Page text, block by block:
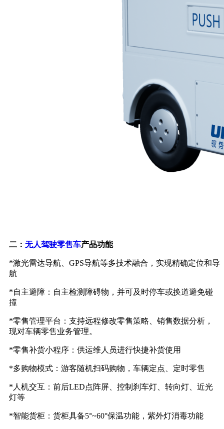
二： 无人驾驶零售车产品功能
*激光雷达导航、GPS导航等多技术融合，实现精确定位和导
航
*自主避障：自主检测障碍物，并可及时停车或换道避免碰
撞
*零售管理平台：支持远程修改零售策略、销售数据分析，
现对车辆零售业务管理。
*零售补货小程序：供运维人员进行快捷补货使用
*多购物模式：游客随机扫码购物，车辆定点、定时零售
*人机交互：前后LED点阵屏、控制刹车灯、转向灯、近光
灯等
*智能货柜：货柜具备5°~60°保温功能，紫外灯消毒功能